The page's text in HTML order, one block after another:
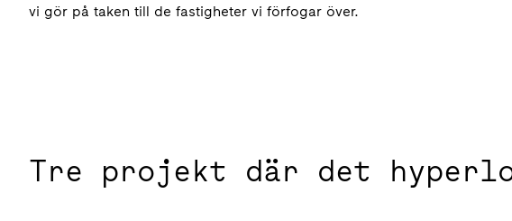
vi gör på taken till de fastigheter vi förfogar över.
Tre projekt där det